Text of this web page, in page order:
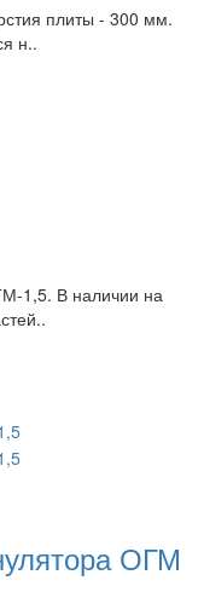
плиты - 300 мм.
н..
1,5. В наличии на
ОГМ